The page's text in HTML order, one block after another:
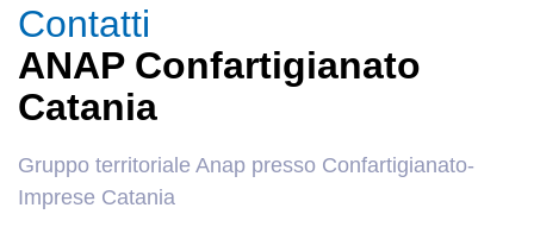
Contatti
ANAP Confartigianato
Catania
Gruppo territoriale Anap presso Confartigianato-
Imprese Catania